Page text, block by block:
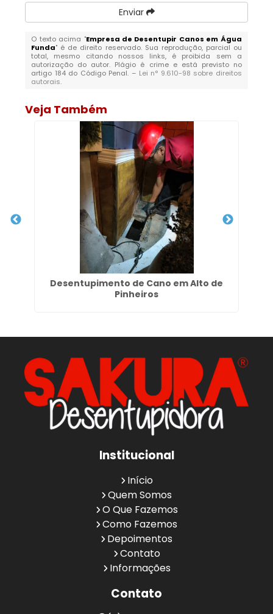
Enviar
O texto acima "Empresa de Desentupir Canos em Água
Funda" é de direito reservado. Sua reprodução, parcial ou
total, mesmo citando nossos links, é proibida sem a
autorização do autor. Plágio é crime e está previsto no
artigo 184 do Código Penal. – Lei n° 9.610-98 sobre direitos
autorais.
Veja Também
Desentupimento de Cano em Alto de
Pinheiros
Institucional
Início
Quem Somos
O Que Fazemos
Como Fazemos
Depoimentos
Contato
Informações
Contato